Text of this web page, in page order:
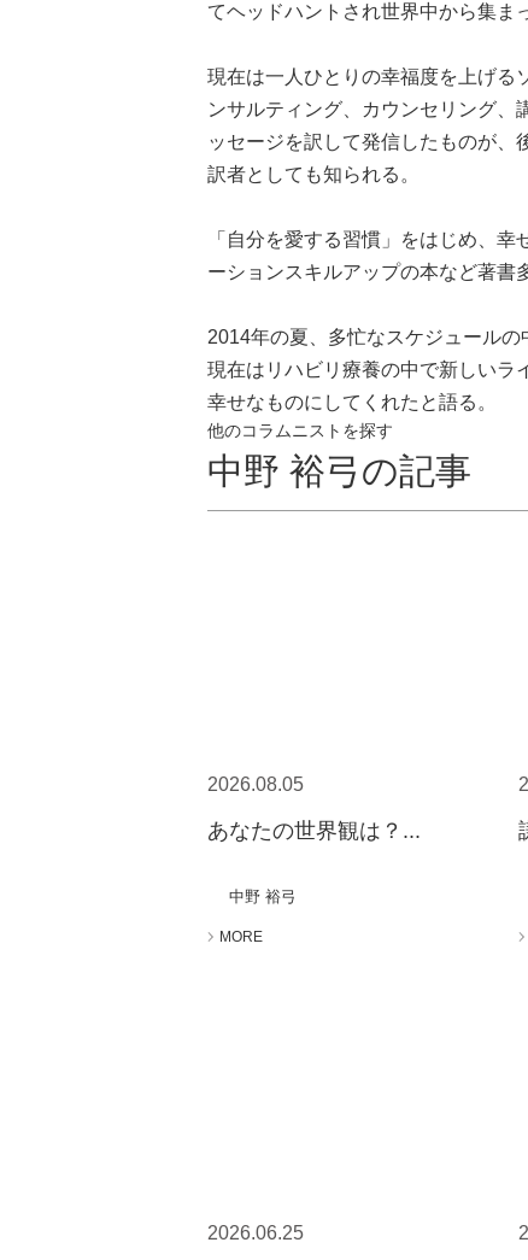
てヘッドハントされ世界中から集ま
現在は一人ひとりの幸福度を上げる
ンサルティング、カウンセリング、
ッセージを訳して発信したものが
訳者としても知られる。
「自分を愛する習慣」をはじめ、
ーションスキルアップの本など著書
2014年の夏、多忙なスケジュールの
現在はリハビリ療養の中で新しいラ
幸せなものにしてくれたと語る。
他のコラムニストを探す
中野 裕弓の記事
2026.08.05
あなたの世界観は？...
中野 裕弓
MORE
2026.06.25